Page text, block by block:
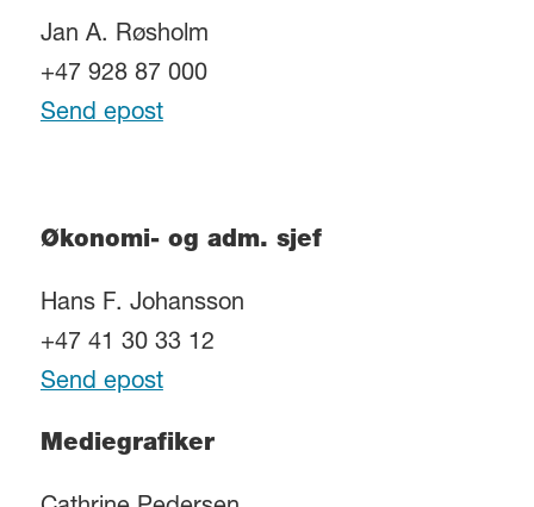
Jan A. Røsholm
+47 928 87 000
Send epost
Økonomi- og adm. sjef
Hans F. Johansson
+47 41 30 33 12
Send epost
Mediegrafiker